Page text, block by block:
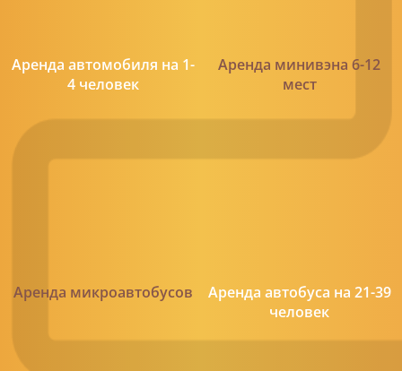
Аренда автомобиля на 1-
4 человек
Аренда минивэна 6-12
мест
Аренда микроавтобусов
Аренда автобуса на 21-39
человек